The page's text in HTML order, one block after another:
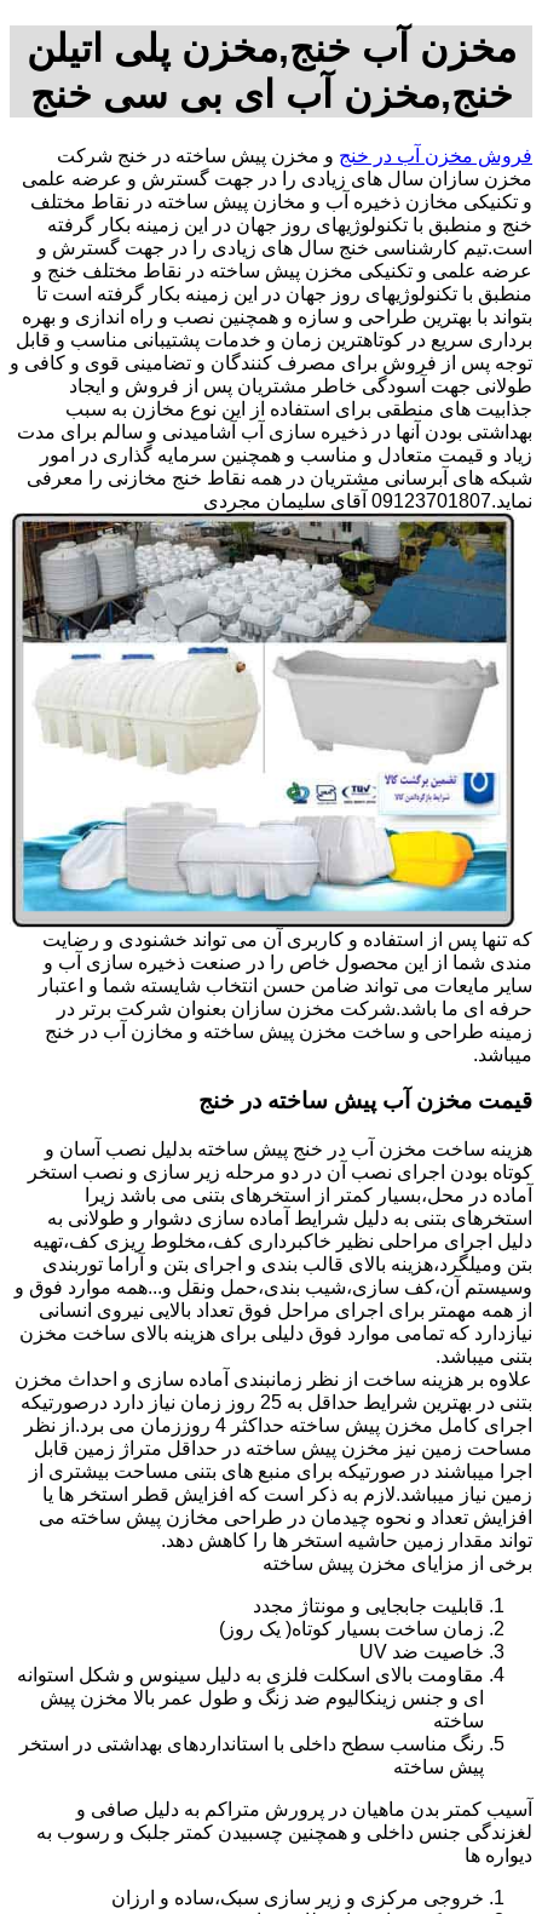
مخزن آب خنج,مخزن پلی اتیلن
خنج,مخزن آب ای بی سی خنج
فروش مخزن آب در خنج و مخزن پیش ساخته در خنج شرکت
مخزن سازان سال های زیادی را در جهت گسترش و عرضه علمی
و تکنیکی مخازن ذخیره آب و مخازن پیش ساخته در نقاط مختلف
خنج و منطبق با تکنولوژیهای روز جهان در این زمینه بکار گرفته
است.تیم کارشناسی خنج سال های زیادی را در جهت گسترش و
عرضه علمی و تکنیکی مخزن پیش ساخته در نقاط مختلف خنج و
منطبق با تکنولوژیهای روز جهان در این زمینه بکار گرفته است تا
بتواند با بهترین طراحی و سازه و همچنین نصب و راه اندازی و بهره
برداری سریع در کوتاهترین زمان و خدمات پشتیبانی مناسب و قابل
توجه پس از فروش برای مصرف کنندگان و تضامینی قوی و کافی و
طولانی جهت آسودگی خاطر مشتریان پس از فروش و ایجاد
جذابیت های منطقی برای استفاده از این نوع مخازن به سبب
بهداشتی بودن آنها در ذخیره سازی آب آشامیدنی و سالم برای مدت
زیاد و قیمت متعادل و مناسب و همچنین سرمایه گذاری در امور
شبکه های آبرسانی مشتریان در همه نقاط خنج مخازنی را معرفی
نماید.09123701807 آقای سلیمان مجردی
که تنها پس از استفاده و کاربری آن می تواند خشنودی و رضایت
مندی شما از این محصول خاص را در صنعت ذخیره سازی آب و
سایر مایعات می تواند ضامن حسن انتخاب شایسته شما و اعتبار
حرفه ای ما باشد.شرکت مخزن سازان بعنوان شرکت برتر در
زمینه طراحی و ساخت مخزن پیش ساخته و مخازن آب در خنج
میباشد.
قیمت مخزن آب پیش ساخته در خنج
هزینه ساخت مخزن آب در خنج پیش ساخته بدلیل نصب آسان و
کوتاه بودن اجرای نصب آن در دو مرحله زیر سازی و نصب استخر
آماده در محل،بسیار کمتر از استخرهای بتنی می باشد زیرا
استخرهای بتنی به دلیل شرایط آماده سازی دشوار و طولانی به
دلیل اجرای مراحلی نظیر خاکبرداری کف،مخلوط ریزی کف،تهیه
بتن ومیلگرد،هزینه بالای قالب بندی و اجرای بتن و آراما توربندی
وسیستم آن،کف سازی،شیب بندی،حمل ونقل و...همه موارد فوق و
از همه مهمتر برای اجرای مراحل فوق تعداد بالایی نیروی انسانی
نیازدارد که تمامی موارد فوق دلیلی برای هزینه بالای ساخت مخزن
بتنی میباشد.
علاوه بر هزینه ساخت از نظر زمانبندی آماده سازی و احداث مخزن
بتنی در بهترین شرایط حداقل به 25 روز زمان نیاز دارد درصورتیکه
اجرای کامل مخزن پیش ساخته حداکثر 4 روززمان می برد.از نظر
مساحت زمین نیز مخزن پیش ساخته در حداقل متراژ زمین قابل
اجرا میباشند در صورتیکه برای منبع های بتنی مساحت بیشتری از
زمین نیاز میباشد.لازم به ذکر است که افزایش قطر استخر ها یا
افزایش تعداد و نحوه چیدمان در طراحی مخازن پیش ساخته می
تواند مقدار زمین حاشیه استخر ها را کاهش دهد.
برخی از مزایای مخزن پیش ساخته
قابلیت جابجایی و مونتاژ مجدد
زمان ساخت بسیار کوتاه( یک روز)
خاصیت ضد UV
مقاومت بالای اسکلت فلزی به دلیل سینوس و شکل استوانه
ای و جنس زینکالیوم ضد زنگ و طول عمر بالا مخزن پیش
ساخته
رنگ مناسب سطح داخلی با استانداردهای بهداشتی در استخر
پیش ساخته
آسیب کمتر بدن ماهیان در پرورش متراکم به دلیل صافی و
لغزندگی جنس داخلی و همچنین چسبیدن کمتر جلبک و رسوب به
دیواره ها
خروجی مرکزی و زیر سازی سبک،ساده و ارزان